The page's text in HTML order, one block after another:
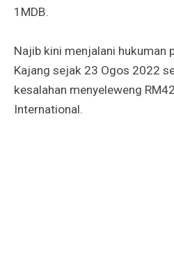
1MDB.
Najib kini menjalani hukuman
Kajang sejak 23 Ogos 2022
kesalahan menyeleweng
International.